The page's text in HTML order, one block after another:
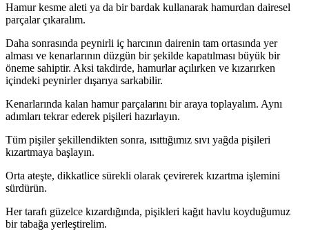
Hamur kesme aleti ya da bir bardak kullanarak hamurdan dairesel
parçalar çıkaralım.
Daha sonrasında peynirli iç harcının dairenin tam ortasında yer
alması ve kenarlarının düzgün bir şekilde kapatılması büyük bir
öneme sahiptir. Aksi takdirde, hamurlar açılırken ve kızarırken
içindeki peynirler dışarıya sarkabilir.
Kenarlarında kalan hamur parçalarını bir araya toplayalım. Aynı
adımları tekrar ederek pişileri hazırlayın.
Tüm pişiler şekillendikten sonra, ısıttığımız sıvı yağda pişileri
kızartmaya başlayın.
Orta ateşte, dikkatlice sürekli olarak çevirerek kızartma işlemini
sürdürün.
Her tarafı güzelce kızardığında, pişikleri kağıt havlu koyduğumuz
bir tabağa yerleştirelim.